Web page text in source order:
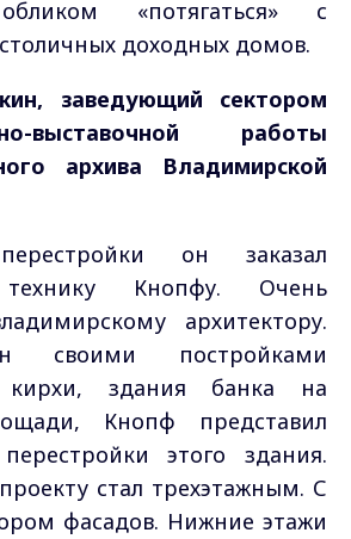
«потягаться» с
доходных домов.
заведующий сектором
выставочной работы
архива Владимирской
он заказал
технику Кнопфу. Очень
архитектору.
своими постройками
кирхи, здания банка на
Кнопф представил
этого здания.
стал трехэтажным. С
фасадов. Нижние этажи